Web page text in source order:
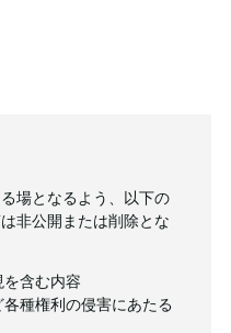
場となるよう、以下の
非公開または削除とな
含む内容
種権利の侵害にあたる